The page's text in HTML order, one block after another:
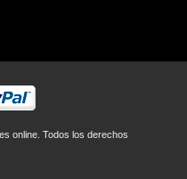
online. Todos los derechos